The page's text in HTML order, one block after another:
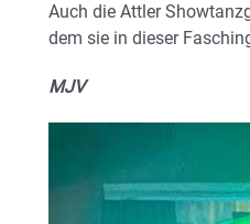
Auch die Attler
dem sie in dieser
MJV